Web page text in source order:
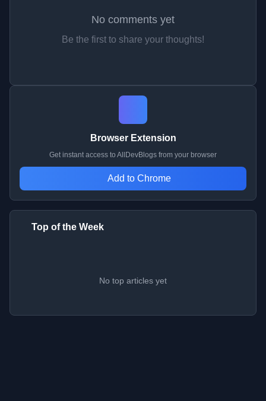
No comments yet
Be the first to share your thoughts!
Browser Extension
Get instant access to AllDevBlogs from your browser
Add to Chrome
Top of the Week
No top articles yet